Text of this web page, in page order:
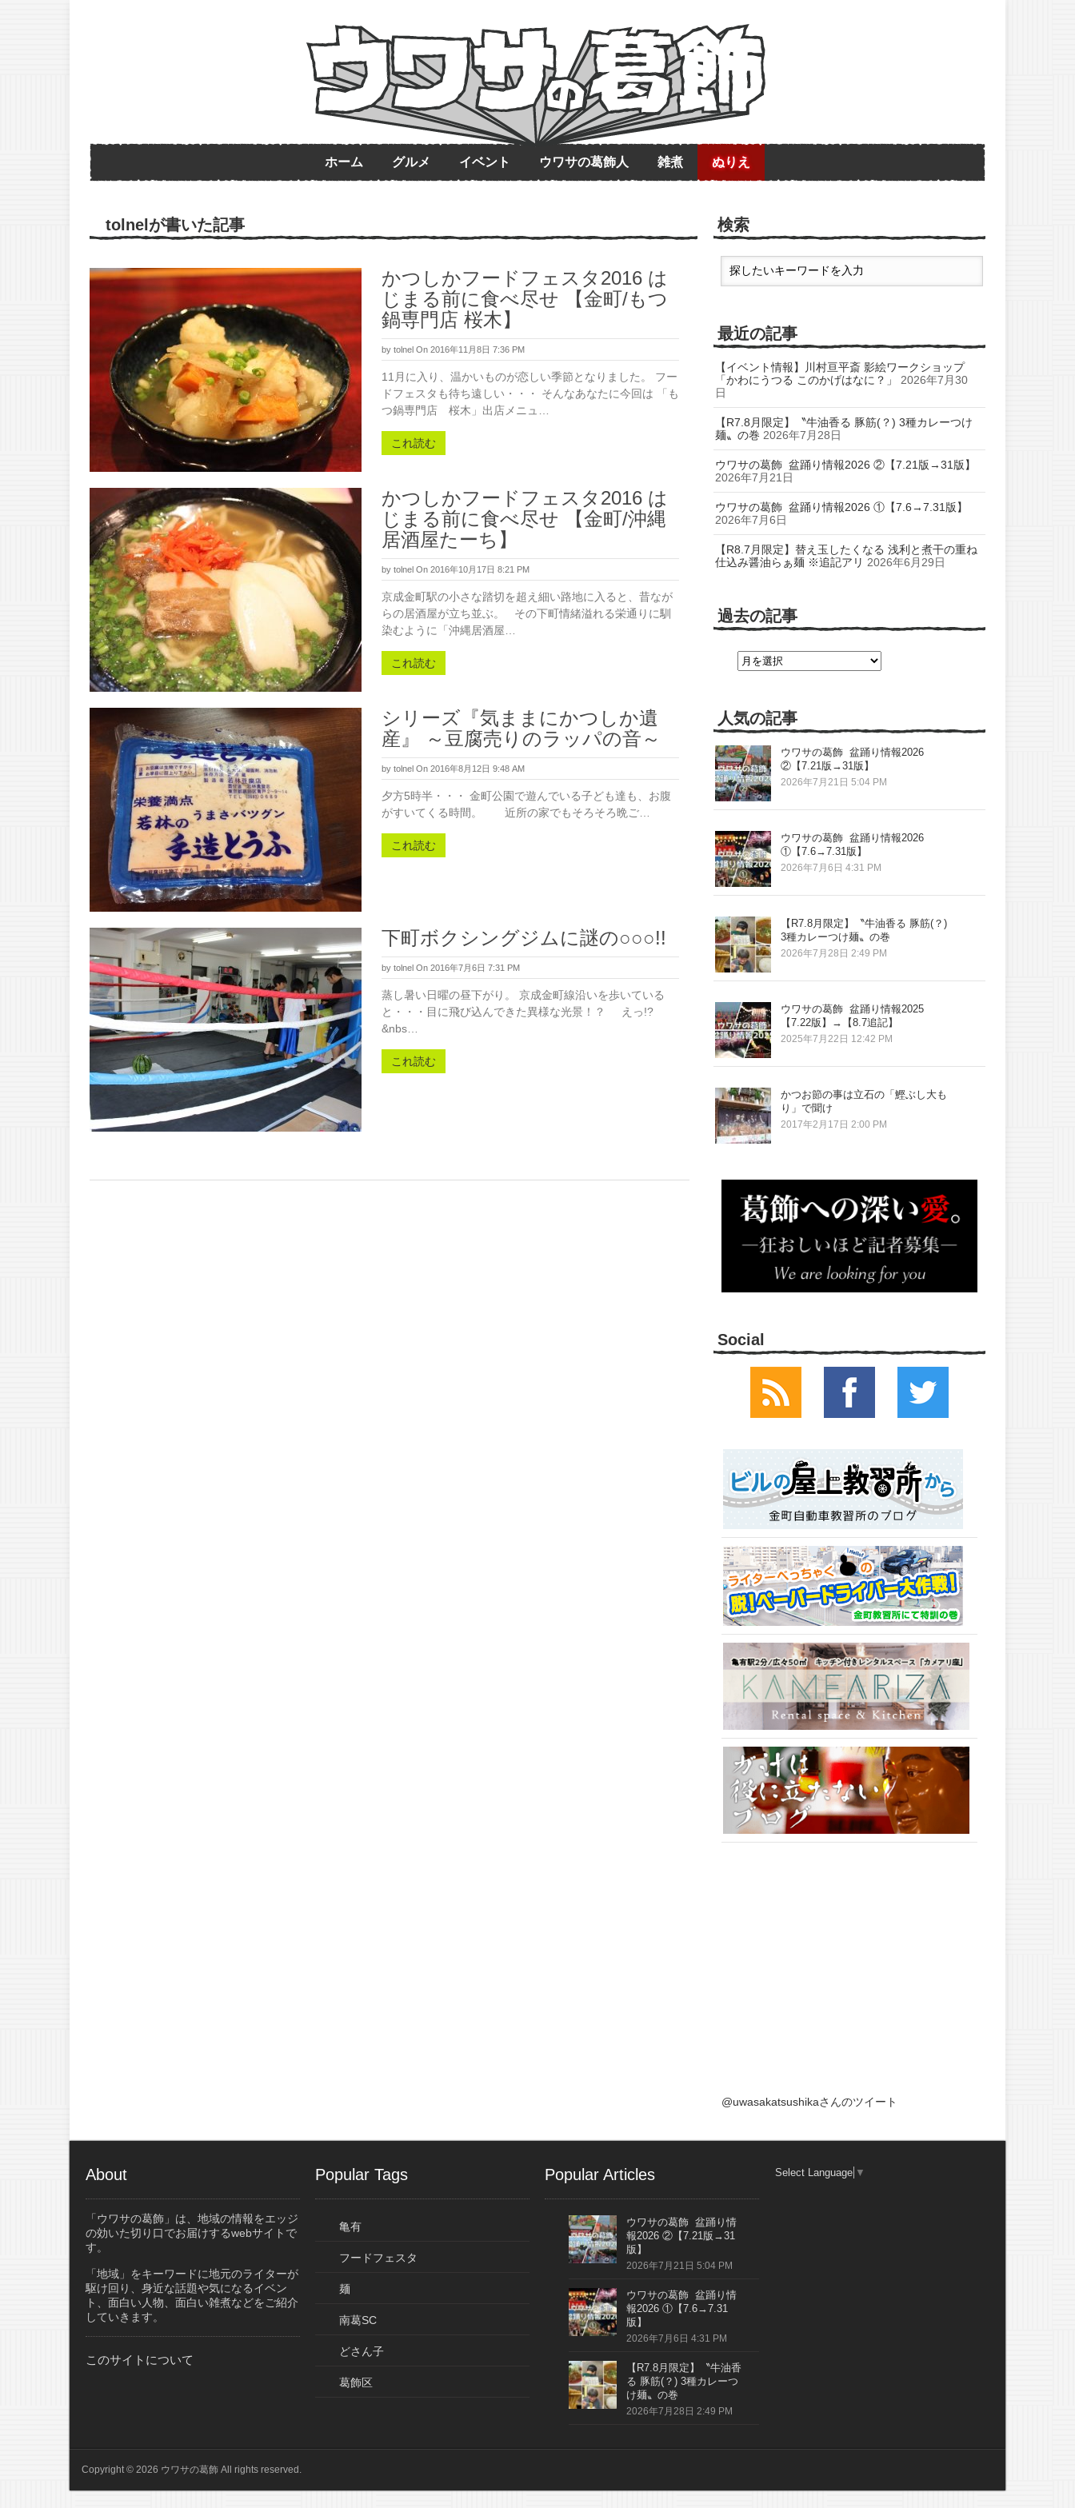
ホーム グルメ イベント ウワサの葛飾人 雑煮 ぬりえ
tolnelが書いた記事
かつしかフードフェスタ2016 は
じまる前に食べ尽せ 【金町/もつ
鍋専門店 桜木】
by tolnel On 2016年11月8日 7:36 PM
11月に入り、温かいものが恋しい季節となりました。 フー
ドフェスタも待ち遠しい・・・ そんなあなたに今回は 「も
つ鍋専門店 桜木」出店メニュ…
これ読む
かつしかフードフェスタ2016 は
じまる前に食べ尽せ 【金町/沖縄
居酒屋たーち】
by tolnel On 2016年10月17日 8:21 PM
京成金町駅の小さな踏切を超え細い路地に入ると、昔なが
らの居酒屋が立ち並ぶ。 その下町情緒溢れる栄通りに馴
染むように「沖縄居酒屋…
これ読む
シリーズ『気ままにかつしか遺
産』 ～豆腐売りのラッパの音～
by tolnel On 2016年8月12日 9:48 AM
夕方5時半・・・ 金町公園で遊んでいる子ども達も、お腹
がすいてくる時間。 近所の家でもそろそろ晩ご…
これ読む
下町ボクシングジムに謎の○○○!!
by tolnel On 2016年7月6日 7:31 PM
蒸し暑い日曜の昼下がり。 京成金町線沿いを歩いている
と・・・目に飛び込んできた異様な光景！？ えっ!?
&nbs…
これ読む
検索
最近の記事
【イベント情報】川村亘平斎 影絵ワークショップ
「かわにうつる このかげはなに？」
2026年7月30
日
【R7.8月限定】〝牛油香る 豚筋(？) 3種カレーつけ
麺〟の巻 2026年7月28日
ウワサの葛飾 盆踊り情報2026 ②【7.21版→31版】
2026年7月21日
ウワサの葛飾 盆踊り情報2026 ①【7.6→7.31版】
2026年7月6日
【R8.7月限定】替え玉したくなる 浅利と煮干の重ね
仕込み醤油らぁ麺 ※追記アリ 2026年6月29日
過去の記事
人気の記事
ウワサの葛飾 盆踊り情報2026
②【7.21版→31版】
2026年7月21日 5:04 PM
ウワサの葛飾 盆踊り情報2026
①【7.6→7.31版】
2026年7月6日 4:31 PM
【R7.8月限定】〝牛油香る 豚筋(？)
3種カレーつけ麺〟の巻
2026年7月28日 2:49 PM
ウワサの葛飾 盆踊り情報2025
【7.22版】→【8.7追記】
2025年7月22日 12:42 PM
かつお節の事は立石の「鰹ぶし大も
り」で聞け
2017年2月17日 2:00 PM
Social
@uwasakatsushikaさんのツイート
About
「ウワサの葛飾」は、地域の情報をエッジ
の効いた切り口でお届けするwebサイトで
す。
「地域」をキーワードに地元のライターが
駆け回り、身近な話題や気になるイベン
ト、面白い人物、面白い雑煮などをご紹介
していきます。
このサイトについて
Popular Tags
亀有
フードフェスタ
麺
南葛SC
どさん子
葛飾区
Popular Articles
ウワサの葛飾 盆踊り情
報2026 ②【7.21版→31
版】
2026年7月21日 5:04 PM
ウワサの葛飾 盆踊り情
報2026 ①【7.6→7.31
版】
2026年7月6日 4:31 PM
【R7.8月限定】〝牛油香
る 豚筋(？) 3種カレーつ
け麺〟の巻
2026年7月28日 2:49 PM
Select Language ▼
Copyright © 2026 ウワサの葛飾 All rights reserved.